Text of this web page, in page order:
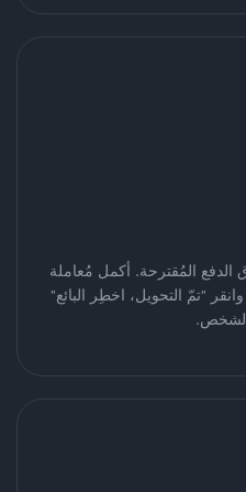
الدفع المُقترحة. أكمل مُعاملة
"تمّ التحويل، اخطِر البائع"